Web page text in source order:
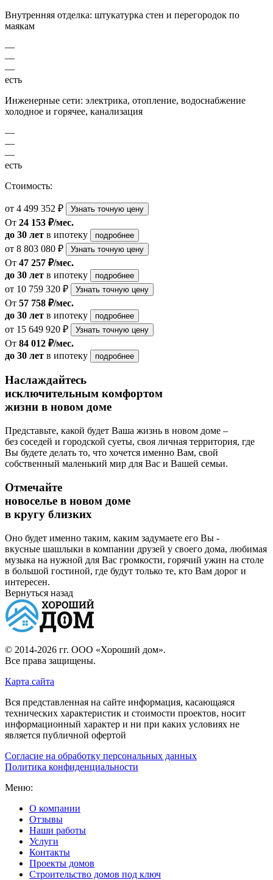
Внутренняя отделка: штукатурка стен и перегородок по
маякам
—
—
—
есть
Инженерные сети: электрика, отопление, водоснабжение
холодное и горячее, канализация
—
—
—
есть
Стоимость:
от 4 499 352 ₽ Узнать точную цену
От 24 153 ₽/мес.
до 30 лет в ипотеку подробнее
от 8 803 080 ₽ Узнать точную цену
От 47 257 ₽/мес.
до 30 лет в ипотеку подробнее
от 10 759 320 ₽ Узнать точную цену
От 57 758 ₽/мес.
до 30 лет в ипотеку подробнее
от 15 649 920 ₽ Узнать точную цену
От 84 012 ₽/мес.
до 30 лет в ипотеку подробнее
Наслаждайтесь
исключительным комфортом
жизни в новом доме
Представьте, какой будет Ваша жизнь в новом доме –
без соседей и городской суеты, своя личная территория, где
Вы будете делать то, что хочется именно Вам, свой
собственный маленький мир для Вас и Вашей семьи.
Отмечайте
новоселье в новом доме
в кругу близких
Оно будет именно таким, каким задумаете его Вы -
вкусные шашлыки в компании друзей у своего дома, любимая
музыка на нужной для Вас громкости, горячий ужин на столе
в большой гостиной, где будут только те, кто Вам дорог и
интересен.
Вернуться назад
© 2014-2026 гг. ООО «Хороший дом».
Все права защищены.
Карта сайта
Вся представленная на сайте информация, касающаяся
технических характеристик и стоимости проектов, носит
информационный характер и ни при каких условиях не
является публичной офертой
Согласие на обработку персональных данных
Политика конфиденциальности
Меню:
О компании
Отзывы
Наши работы
Услуги
Контакты
Проекты домов
Строительство домов под ключ